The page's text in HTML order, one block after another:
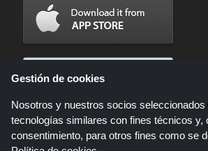
Gestión de cookies
Nosotros y nuestros socios
tecnologías similares con fines técnicos y,
consentimiento, para otros fines como se